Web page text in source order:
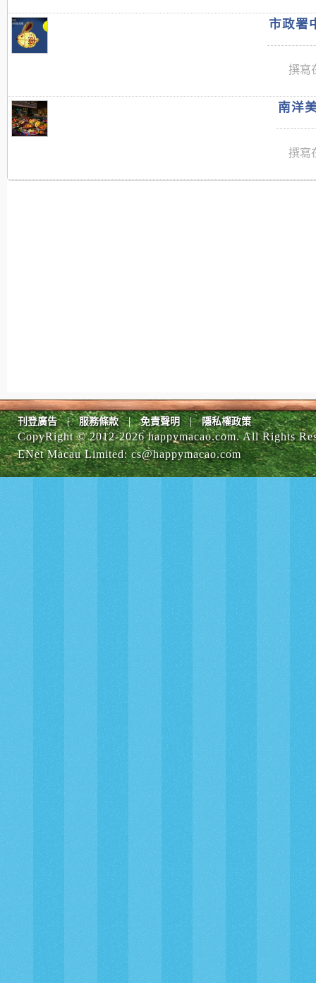
市政署
撰寫
南洋
撰寫
刊登廣告 | 服務條款 | 免責聲明 | 隱私權政策
CopyRight © 2012-2026 happymacao.com. All Rights
ENet Macau Limited:cs@happymacao.com